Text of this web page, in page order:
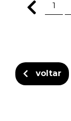
1
voltar